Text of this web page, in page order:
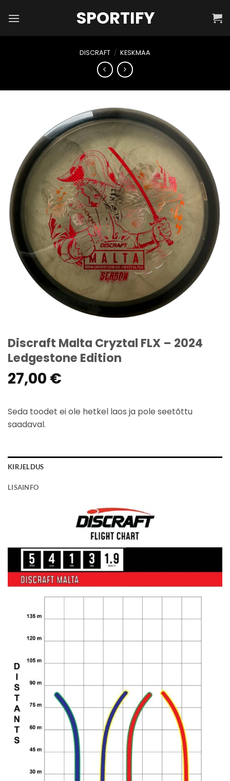
SPORTIFY
DISCRAFT / KESKMAA
Discraft Malta Cryztal FLX – 2024
Ledgestone Edition
27,00 €
Seda toodet ei ole hetkel laos ja pole seetõttu
saadaval.
KIRJELDUS
LISAINFO